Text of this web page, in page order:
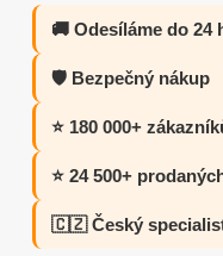
🚚 Odesíláme do 24
🛡️ Bezpečný nákup
⭐ 180 000+
⭐ 24 500+
🇨🇿 Český